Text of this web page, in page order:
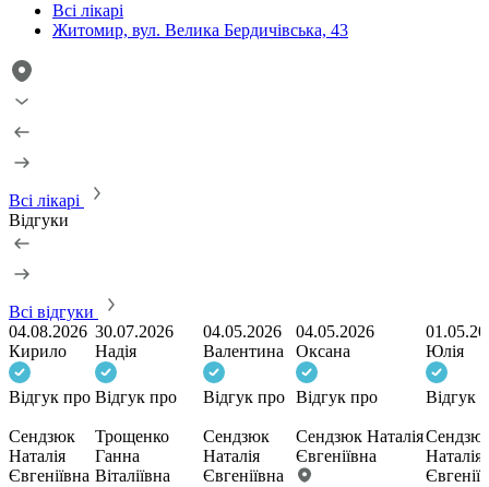
Всі лікарі
Житомир, вул. Велика Бердичівська, 43
Всі лікарі
Відгуки
Всі відгуки
04.08.2026
Кирило
Відгук про
Сендзюк
Наталія
Євгеніївна
30.07.2026
Надія
Відгук про
Трощенко
Ганна
Віталіївна
04.05.2026
Валентина
Відгук про
Сендзюк
Наталія
Євгеніївна
04.05.2026
Оксана
Відгук про
Сендзюк Наталія
Євгеніївна
Юлія
Відгук
Наталія